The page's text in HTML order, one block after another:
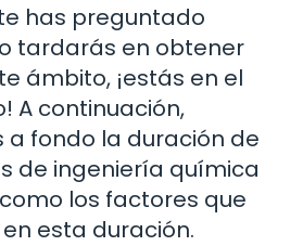
has preguntado
tardarás en obtener
ámbito, ¡estás en el
A continuación,
a fondo la duración de
de ingeniería química
los factores que
esta duración.